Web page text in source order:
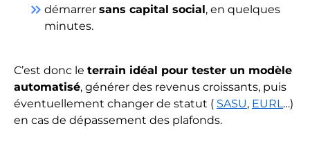
keyboard_double_arrow_right démarrer sans capital social, en quelques
minutes.
C’est donc le terrain idéal pour tester un modèle
automatisé, générer des revenus croissants, puis
éventuellement changer de statut ( SASU, EURL…)
en cas de dépassement des plafonds.